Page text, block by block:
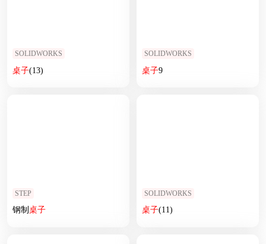
SOLIDWORKS
桌子(13)
SOLIDWORKS
桌子9
STEP
钢制桌子
SOLIDWORKS
桌子(11)